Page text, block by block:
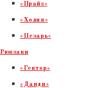
«Прайз»
«Холия»
«Цезарь»
Рюкзаки
«Гектор»
«Данди»